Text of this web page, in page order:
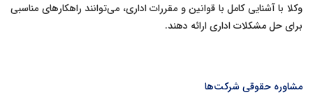
وکلا با آشنایی کامل با قوانین و مقررات اداری، می‌توانند راهکارهای مناسبی
برای حل مشکلات اداری ارائه دهند.
مشاوره حقوقی شرکت‌ها